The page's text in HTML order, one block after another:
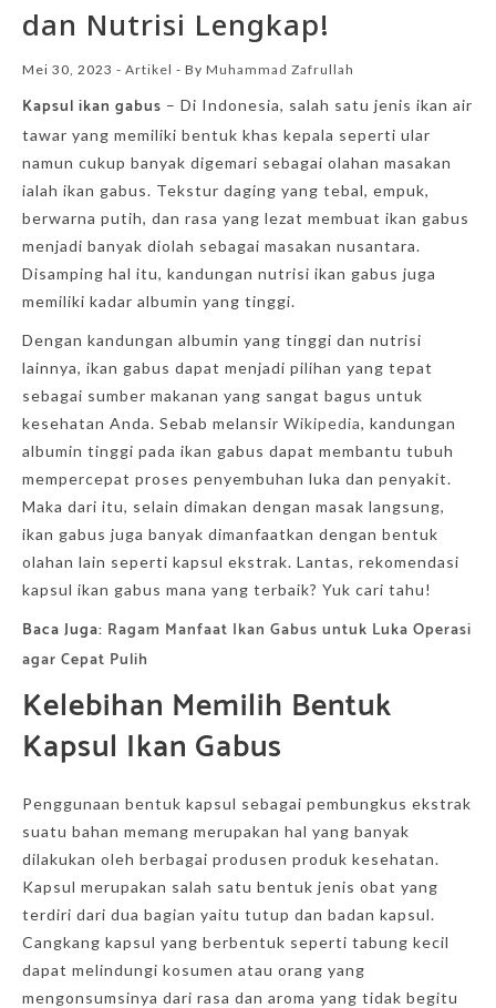
dan Nutrisi Lengkap!
Mei 30, 2023 - Artikel - By Muhammad Zafrullah
Kapsul ikan gabus – Di Indonesia, salah satu jenis ikan air
tawar yang memiliki bentuk khas kepala seperti ular
namun cukup banyak digemari sebagai olahan masakan
ialah ikan gabus. Tekstur daging yang tebal, empuk,
berwarna putih, dan rasa yang lezat membuat ikan gabus
menjadi banyak diolah sebagai masakan nusantara.
Disamping hal itu, kandungan nutrisi ikan gabus juga
memiliki kadar albumin yang tinggi.
Dengan kandungan albumin yang tinggi dan nutrisi
lainnya, ikan gabus dapat menjadi pilihan yang tepat
sebagai sumber makanan yang sangat bagus untuk
kesehatan Anda. Sebab melansir Wikipedia, kandungan
albumin tinggi pada ikan gabus dapat membantu tubuh
mempercepat proses penyembuhan luka dan penyakit.
Maka dari itu, selain dimakan dengan masak langsung,
ikan gabus juga banyak dimanfaatkan dengan bentuk
olahan lain seperti kapsul ekstrak. Lantas, rekomendasi
kapsul ikan gabus mana yang terbaik? Yuk cari tahu!
Baca Juga: Ragam Manfaat Ikan Gabus untuk Luka Operasi
agar Cepat Pulih
Kelebihan Memilih Bentuk
Kapsul Ikan Gabus
Penggunaan bentuk kapsul sebagai pembungkus ekstrak
suatu bahan memang merupakan hal yang banyak
dilakukan oleh berbagai produsen produk kesehatan.
Kapsul merupakan salah satu bentuk jenis obat yang
terdiri dari dua bagian yaitu tutup dan badan kapsul.
Cangkang kapsul yang berbentuk seperti tabung kecil
dapat melindungi kosumen atau orang yang
mengonsumsinya dari rasa dan aroma yang tidak begitu